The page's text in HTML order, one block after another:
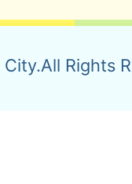
Rights